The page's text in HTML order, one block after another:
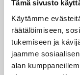
Tämä sivusto
Käytämme
räätälöimiseen,
tukemiseen ja
jaamme
alan
02.06.2026
Liiga-kauden
27.05.2026
Reece Newkirk